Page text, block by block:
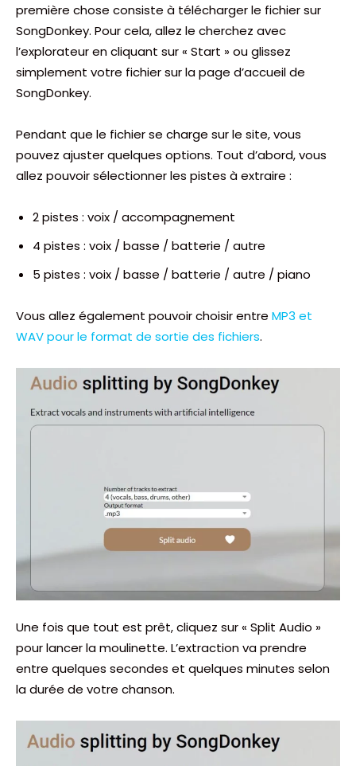
première chose consiste à télécharger le fichier sur
SongDonkey. Pour cela, allez le cherchez avec
l’explorateur en cliquant sur « Start » ou glissez
simplement votre fichier sur la page d’accueil de
SongDonkey.
Pendant que le fichier se charge sur le site, vous
pouvez ajuster quelques options. Tout d’abord, vous
allez pouvoir sélectionner les pistes à extraire :
2 pistes : voix / accompagnement
4 pistes : voix / basse / batterie / autre
5 pistes : voix / basse / batterie / autre / piano
Vous allez également pouvoir choisir entre MP3 et
WAV pour le format de sortie des fichiers.
Une fois que tout est prêt, cliquez sur « Split Audio »
pour lancer la moulinette. L’extraction va prendre
entre quelques secondes et quelques minutes selon
la durée de votre chanson.